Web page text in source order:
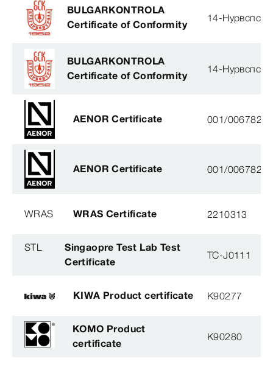
BULGARKONTROLA
Certificate of Conformity
14-
BULGARKONTROLA
Certificate of Conformity
14-
AENOR Certificate 001/006782
AENOR Certificate 001/006782
WRAS WRAS Certificate 2210313
STL
Singaopre Test Lab Test
Certificate
TC-J0111
KIWA Product certificate K90277
KOMO Product
certificate
K90280